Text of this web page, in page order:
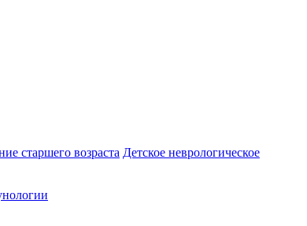
старшего возраста Детское неврологическое